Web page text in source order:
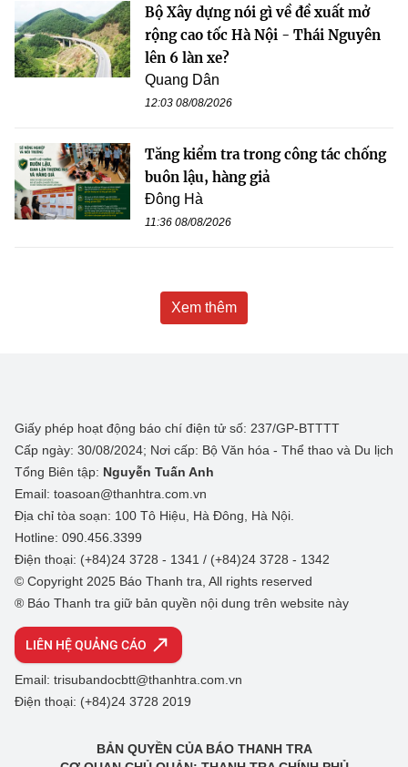
Bộ Xây dựng nói gì về đề xuất mở
rộng cao tốc Hà Nội - Thái Nguyên
lên 6 làn xe?
Quang Dân
12:03 08/08/2026
Tăng kiểm tra trong công tác chống
buôn lậu, hàng giả
Đông Hà
11:36 08/08/2026
Xem thêm
Giấy phép hoạt động báo chí điện tử số: 237/GP-BTTTT
Cấp ngày: 30/08/2024; Nơi cấp: Bộ Văn hóa - Thể thao và Du lịch
Tổng Biên tập: Nguyễn Tuấn Anh
Email: toasoan@thanhtra.com.vn
Địa chỉ tòa soạn: 100 Tô Hiệu, Hà Đông, Hà Nội.
Hotline: 090.456.3399
Điện thoại: (+84)24 3728 - 1341 / (+84)24 3728 - 1342
© Copyright 2025 Báo Thanh tra, All rights reserved
® Báo Thanh tra giữ bản quyền nội dung trên website này
LIÊN HỆ QUẢNG CÁO
Email: trisubandocbtt@thanhtra.com.vn
Điện thoại: (+84)24 3728 2019
BẢN QUYỀN CỦA BÁO THANH TRA